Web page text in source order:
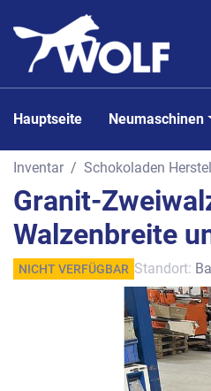
Hauptseite Neumaschinen
Inventar Schokoladen
Granit-
Walzenbreite
NICHT VERFÜGBAR Standort: